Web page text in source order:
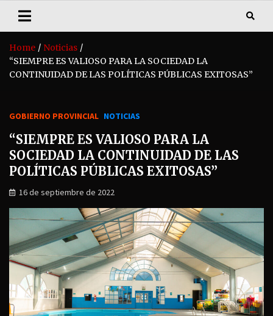
Home
Noticias
“SIEMPRE ES VALIOSO PARA LA SOCIEDAD LA
CONTINUIDAD DE LAS POLÍTICAS PÚBLICAS EXITOSAS”
GOBIERNO PROVINCIAL NOTICIAS
“SIEMPRE ES VALIOSO PARA LA
SOCIEDAD LA CONTINUIDAD DE LAS
POLÍTICAS PÚBLICAS EXITOSAS”
16 de septiembre de 2022